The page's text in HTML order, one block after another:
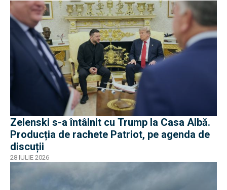
Zelenski s-a întâlnit cu Trump la Casa Albă.
Producția de rachete Patriot, pe agenda de
discuții
28 IULIE 2026